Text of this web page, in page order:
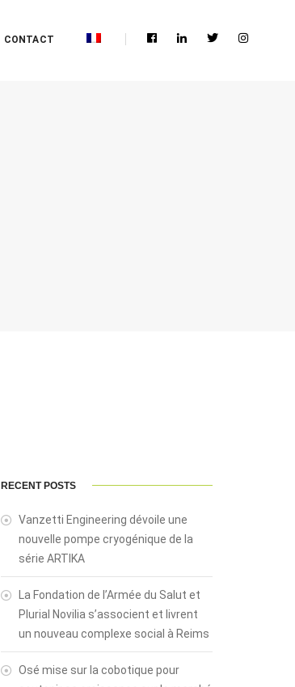
CONTACT
RECENT POSTS
Vanzetti Engineering dévoile une
nouvelle pompe cryogénique de la
série ARTIKA
La Fondation de l’Armée du Salut et
Plurial Novilia s’associent et livrent
un nouveau complexe social à Reims
Osé mise sur la cobotique pour